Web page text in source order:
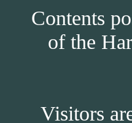
Contents
of the
Visitors